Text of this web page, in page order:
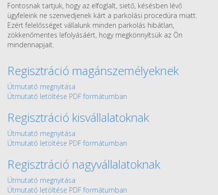
Fontosnak tartjuk, hogy az elfoglalt, siető, késésben lévő
ügyfeleink ne szenvedjenek kárt a parkolási procedúra miatt.
Ezért felelősséget vállalunk minden parkolás hibátlan,
zökkenőmentes lefolyásáért, hogy megkönnyítsük az Ön
mindennapjait.
Regisztráció magánszemélyeknek
Útmutató megnyitása
Útmutató letöltése PDF formátumban
Regisztráció kisvállalatoknak
Útmutató megnyitása
Útmutató letöltése PDF formátumban
Regisztráció nagyvállalatoknak
Útmutató megnyitása
Útmutató letöltése PDF formátumban